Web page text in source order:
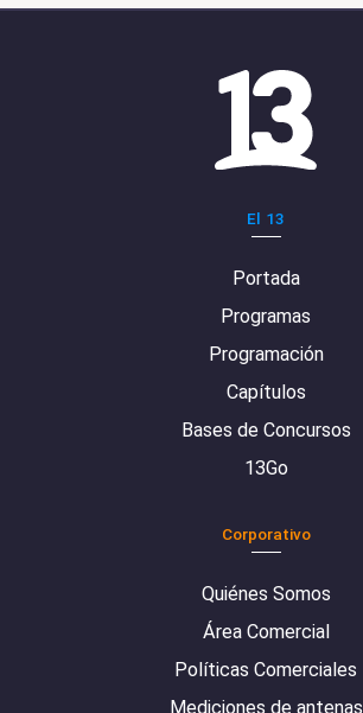
El 13
Portada
Programas
Programación
Capítulos
Bases de Concursos
13Go
Corporativo
Quiénes Somos
Área Comercial
Políticas Comerciales
Mediciones de antenas